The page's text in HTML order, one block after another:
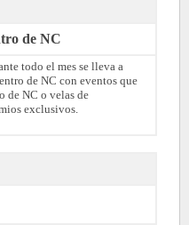
de NC
todo el mes se lleva a
de NC con eventos que
de NC o velas de
exclusivos.